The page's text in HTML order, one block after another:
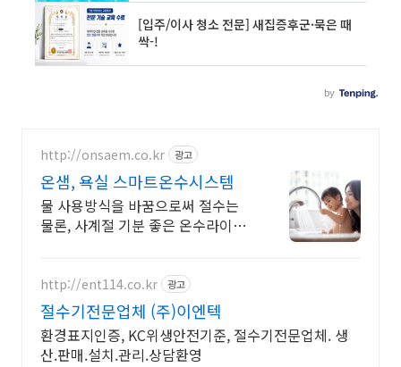
http://onsaem.co.kr 광고
온샘, 욕실 스마트온수시스템
물 사용방식을 바꿈으로써 절수는
물론, 사계절 기분 좋은 온수라이프
http://ent114.co.kr 광고
절수기전문업체 (주)이엔텍
환경표지인증, KC위생안전기준, 절수기전문업체. 생
산.판매.설치.관리.상담환영